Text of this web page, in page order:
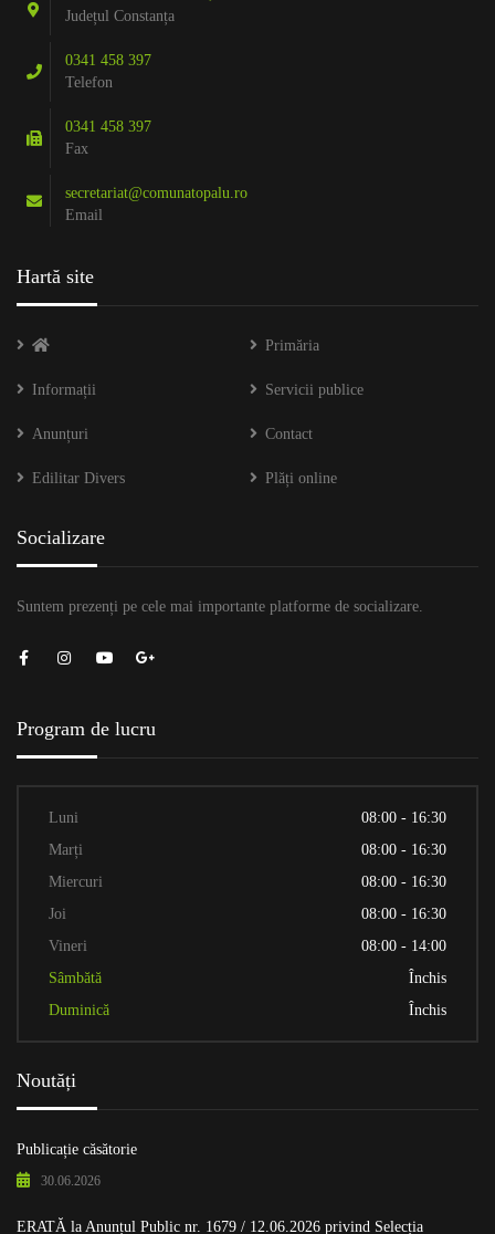
Județul Constanța
0341 458 397
Telefon
0341 458 397
Fax
secretariat@comunatopalu.ro
Email
Hartă site
Primăria
Informații Servicii publice
Anunțuri Contact
Edilitar Divers Plăți online
Socializare
Suntem prezenți pe cele mai importante platforme de socializare.
Program de lucru
Luni
08:00 - 16:30
Marți
08:00 - 16:30
Miercuri
08:00 - 16:30
Joi
08:00 - 16:30
Vineri
08:00 - 14:00
Sâmbătă
Închis
Duminică
Închis
Noutăți
Publicație căsătorie
30.06.2026
ERATĂ la Anunțul Public nr. 1679 / 12.06.2026 privind Selecția